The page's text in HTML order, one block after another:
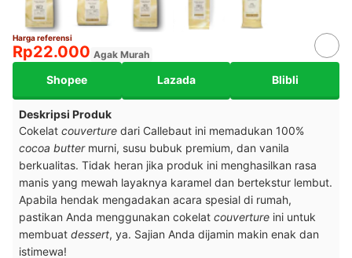
Harga referensi
Rp22.000 Agak Murah
Shopee Lazada Blibli
Deskripsi Produk
Cokelat couverture dari Callebaut ini memadukan 100%
cocoa buttermurni, susu bubuk premium, dan vanila
berkualitas. Tidak heran jika produk ini menghasilkan rasa
manis yang mewah layaknya karamel dan bertekstur lembut.
Apabila hendak mengadakan acara spesial di rumah,
pastikan Anda menggunakan cokelat couverture ini untuk
membuat dessert, ya. Sajian Anda dijamin makin enak dan
istimewa!